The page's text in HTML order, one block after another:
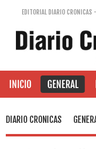
EDITORIAL DIARIO CRONICAS
DIARIO CRONICAS